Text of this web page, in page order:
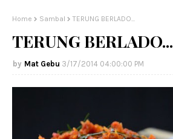
Home Sambal TERUNG BERLADO...
TERUNG BERLADO...
Mat Gebu 3/17/2014 04:00:00 PM